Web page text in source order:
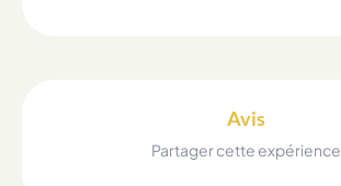
Avis
Partager cette expérience